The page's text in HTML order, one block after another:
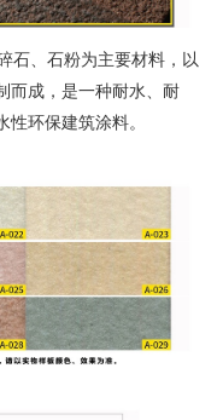
石、石粉为主要材料，以
而成，是一种耐水、耐
环保建筑涂料。